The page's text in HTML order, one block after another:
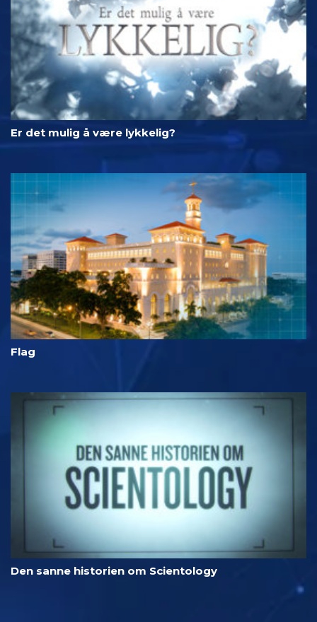
Er det mulig å være lykkelig?
Flag
Den sanne historien om Scientology